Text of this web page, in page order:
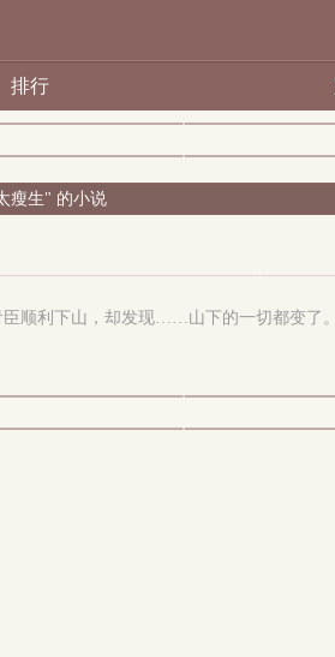
排行
瘦生" 的小说
顺利下山，却发现……山下的一切都变了